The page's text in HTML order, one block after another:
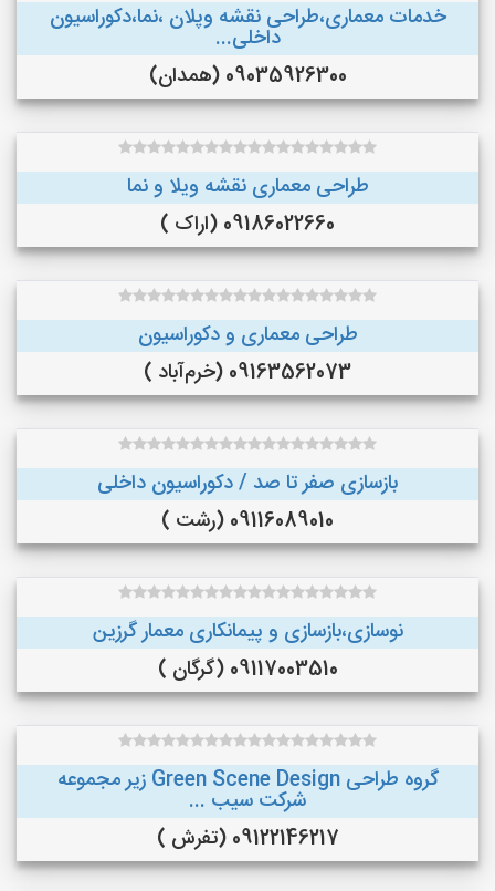
خدمات معماری،طراحی نقشه وپلان ،نما،دکوراسیون
داخلی...
09035926300 (همدان)
طراحی معماری نقشه ویلا و نما
09186022660 (اراک )
طراحی معماری و دکوراسیون
09163562073 (خرم‌آباد )
بازسازی صفر تا صد / دکوراسیون داخلی
09116089010 (رشت )
نوسازی،بازسازی و پیمانکاری معمار گرزین
09117003510 (گرگان )
گروه طراحی Green Scene Design زیر مجموعه
شرکت سیب ...
09122146217 (تفرش )